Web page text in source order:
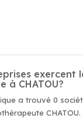
exercent
à CHATOU?
a trouvé 0